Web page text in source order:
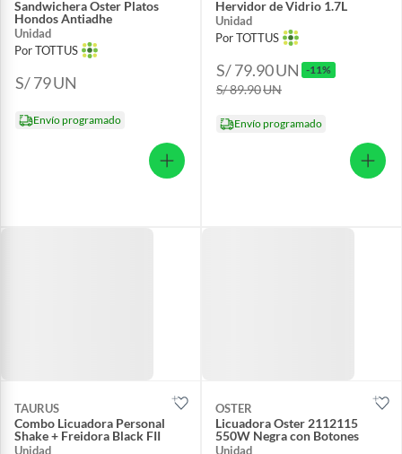
Sandwichera Oster Platos
Hondos Antiadhe
Unidad
Por TOTTUS
S/ 79UN
Envío programado
Hervidor de Vidrio 1.7L
Unidad
Por TOTTUS
S/ 79.90UN -11%
S/ 89.90UN
Envío programado
TAURUS
Combo Licuadora Personal
Shake + Freidora Black FII
Unidad
OSTER
Licuadora Oster 2112115
550W Negra con Botones
Unidad